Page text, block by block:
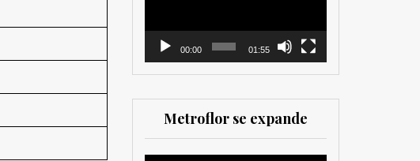
00:00 01:55
Metroflor se expande